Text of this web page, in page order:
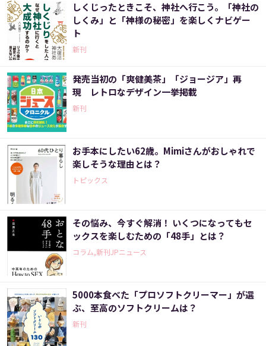
しくじったときこそ、神社へ行こう。「神社の
しくみ」と「神様の秘密」を楽しくナビゲー
ト
新刊
発売当初の「爽健美茶」「ジョージア」再
現 レトロなデザイン一挙掲載
新刊
お手本にしたい62歳。Mimiさんがおしゃれで
楽しそうな理由とは？
トピックス
その悩み、今すぐ解消！ いくつになってもセ
ックスを楽しむための「48手」とは？
コラム,新刊JPニュース
5000本食べた「プロソフトクリーマー」が選
ぶ、至高のソフトクリームは？
新刊